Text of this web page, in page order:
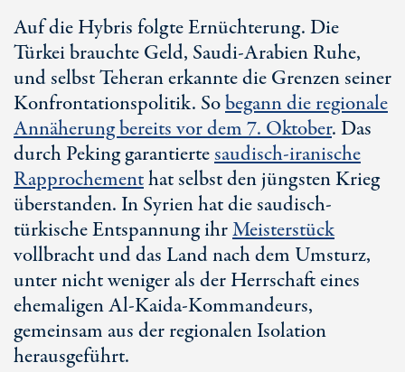
Auf die Hybris folgte Ernüchterung. Die
Türkei brauchte Geld, Saudi-Arabien Ruhe,
und selbst Teheran erkannte die Grenzen seiner
Konfrontationspolitik. Sobegann die regionale
Annäherung bereits vor dem7. Oktober. Das
durch Peking garantiertesaudisch-iranische
Rapprochementhat selbst den jüngsten Krieg
überstanden. In Syrien hat die saudisch-
türkische Entspannung ihrMeisterstück
vollbracht und das Land nach dem Umsturz,
unter nicht weniger als der Herrschaft eines
ehemaligen Al-Kaida-Kommandeurs,
gemeinsam aus der regionalen Isolation
herausgeführt.